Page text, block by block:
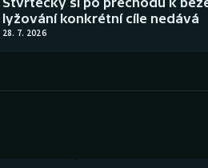
lyžování konkrétní cíle nedává
28. 7. 2026